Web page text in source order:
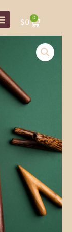
$0 0
Cart